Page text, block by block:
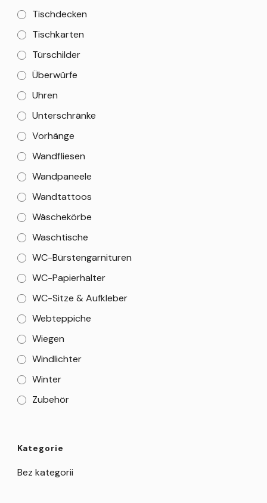
Tischdecken
Tischkarten
Türschilder
Überwürfe
Uhren
Unterschränke
Vorhänge
Wandfliesen
Wandpaneele
Wandtattoos
Wäschekörbe
Waschtische
WC-Bürstengarnituren
WC-Papierhalter
WC-Sitze & Aufkleber
Webteppiche
Wiegen
Windlichter
Winter
Zubehör
Kategorie
Bez kategorii